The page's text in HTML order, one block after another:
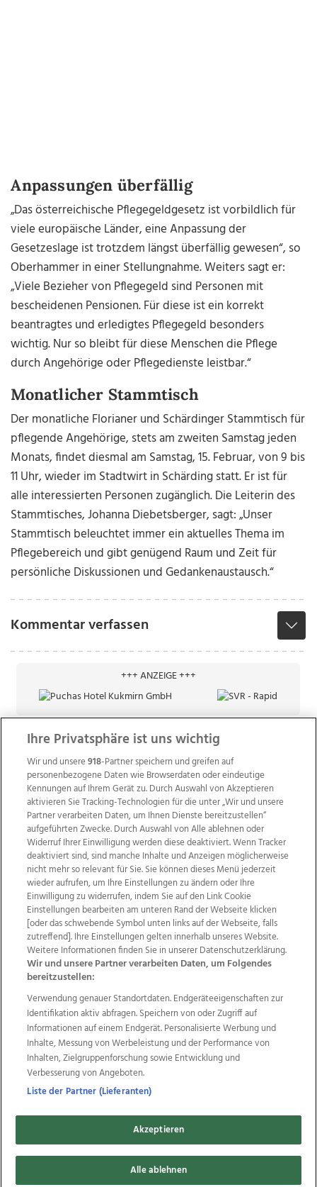
Anpassungen überfällig
„Das österreichische Pflegegeldgesetz ist vorbildlich für
viele europäische Länder, eine Anpassung der
Gesetzeslage ist trotzdem längst überfällig gewesen“, so
Oberhammer in einer Stellungnahme. Weiters sagt er:
„Viele Bezieher von Pflegegeld sind Personen mit
bescheidenen Pensionen. Für diese ist ein korrekt
beantragtes und erledigtes Pflegegeld besonders
wichtig. Nur so bleibt für diese Menschen die Pflege
durch Angehörige oder Pflegedienste leistbar.“
Monatlicher Stammtisch
Der monatliche Florianer und Schärdinger Stammtisch für
pflegende Angehörige, stets am zweiten Samstag jeden
Monats, findet diesmal am Samstag, 15. Februar, von 9 bis
11 Uhr, wieder im Stadtwirt in Schärding statt. Er ist für
alle interessierten Personen zugänglich. Die Leiterin des
Stammtisches, Johanna Diebetsberger, sagt: „Unser
Stammtisch beleuchtet immer ein aktuelles Thema im
Pflegebereich und gibt genügend Raum und Zeit für
persönliche Diskussionen und Gedankenaustausch.“
Kommentar verfassen
+++ ANZEIGE +++
Wir über uns Mediadaten Kontakt
Jobs
Datenschutz
Impressum
AGB Anzeigekunden
AGB Website
Ehrenkodex Politische Werbung
Weitere Angebote des Medienhauses Wimmer
TV1 di-mog-i.at OÖNow
Ischler Woche
Life Radio
OÖNachrichten
OÖN Immobilien
OÖN Karriere
OÖN Reise
Promenaden Galerien
Regionaljobs
wasistlos.at wirtrauern.at
Copyrights © 2026 Tips Zeitungs GmbH & Co KG
developed by
Ihre Privatsphäre ist uns wichtig
Wir und unsere918-Partner speichern und greifen auf
personenbezogene Daten wie Browserdaten oder eindeutige
Kennungen auf Ihrem Gerät zu. Durch Auswahl von Akzeptieren
aktivieren Sie Tracking-Technologien für die unter „Wir und unsere
Partner verarbeiten Daten, um Ihnen Dienste bereitzustellen“
aufgeführten Zwecke. Durch Auswahl von Alle ablehnen oder
Widerruf Ihrer Einwilligung werden diese deaktiviert. Wenn Tracker
deaktiviert sind, sind manche Inhalte und Anzeigen möglicherweise
nicht mehr so relevant für Sie. Sie können dieses Menü jederzeit
wieder aufrufen, um Ihre Einstellungen zu ändern oder Ihre
Einwilligung zu widerrufen, indem Sie auf den Link Cookie
Einstellungen bearbeiten am unteren Rand der Webseite klicken
[oder das schwebende Symbol unten links auf der Webseite, falls
zutreffend]. Ihre Einstellungen gelten innerhalb unseres Website.
Weitere Informationen finden Sie in unserer Datenschutzerklärung.
Wir und unsere Partner verarbeiten Daten, um Folgendes
bereitzustellen:
Verwendung genauer Standortdaten. Endgeräteeigenschaften zur
Identifikation aktiv abfragen. Speichern von oder Zugriff auf
Informationen auf einem Endgerät. Personalisierte Werbung und
Inhalte, Messung von Werbeleistung und der Performance von
Inhalten, Zielgruppenforschung sowie Entwicklung und
Verbesserung von Angeboten.
Liste der Partner (Lieferanten)
Akzeptieren
Alle ablehnen